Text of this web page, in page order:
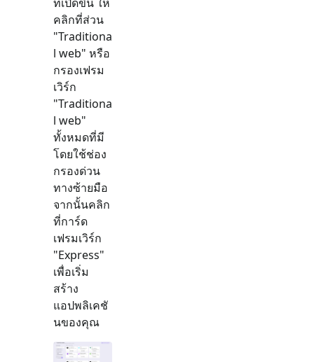
คลิกที่ส่วน
"Traditiona
l web" หรือ
กรองเฟรม
เวิร์ก
"Traditiona
l web"
ทั้งหมดที่มี
โดยใช้ช่อง
กรองด่วน
ทางซ้ายมือ
จากนั้นคลิก
ที่การ์ด
เฟรมเวิร์ก
"Express"
เพื่อเริ่ม
สร้าง
แอปพลิเคชั
นของคุณ